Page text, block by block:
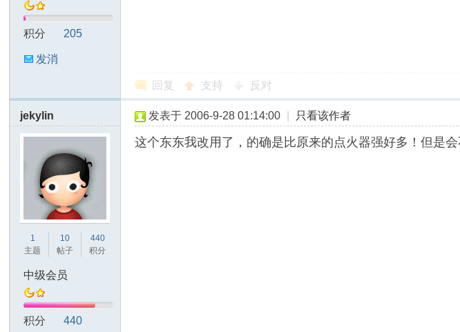
积分 205
发消
回复 支持 反对
jekylin
1
主题
10
帖子
440
积分
中级会员
积分 440
发表于 2006-9-28 01:14:00 只看该作者
这个东东我改用了，的确是比原来的点火器强好多！但是